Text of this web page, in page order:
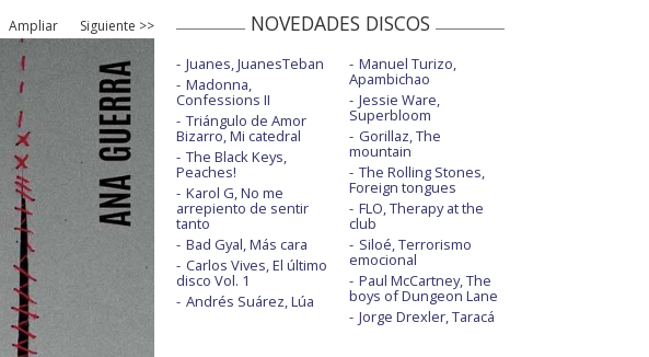
Ampliar Siguiente >> NOVEDADES DISCOS
Juanes, JuanesTeban
Madonna,
Confessions II
Triángulo de Amor
Bizarro, Mi catedral
The Black Keys,
Peaches!
Karol G, No me
arrepiento de sentir
tanto
Bad Gyal, Más cara
Carlos Vives, El último
disco Vol. 1
Andrés Suárez, Lúa
Manuel Turizo,
Apambichao
Jessie Ware,
Superbloom
Gorillaz, The
mountain
The Rolling Stones,
Foreign tongues
FLO, Therapy at the
club
Siloé, Terrorismo
emocional
Paul McCartney, The
boys of Dungeon Lane
Jorge Drexler, Taracá